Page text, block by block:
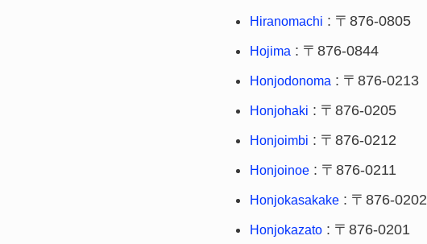
Hiranomachi : 〒876-0805
Hojima : 〒876-0844
Honjodonoma : 〒876-0213
Honjohaki : 〒876-0205
Honjoimbi : 〒876-0212
Honjoinoe : 〒876-0211
Honjokasakake : 〒876-0202
Honjokazato : 〒876-0201